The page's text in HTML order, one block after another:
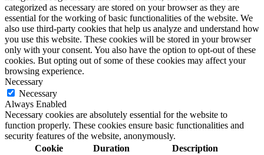
categorized as necessary are stored on your browser as they are
essential for the working of basic functionalities of the website. We
also use third-party cookies that help us analyze and understand how
you use this website. These cookies will be stored in your browser
only with your consent. You also have the option to opt-out of these
cookies. But opting out of some of these cookies may affect your
browsing experience.
Necessary
Necessary
Always Enabled
Necessary cookies are absolutely essential for the website to
function properly. These cookies ensure basic functionalities and
security features of the website, anonymously.
Cookie
Duration Description